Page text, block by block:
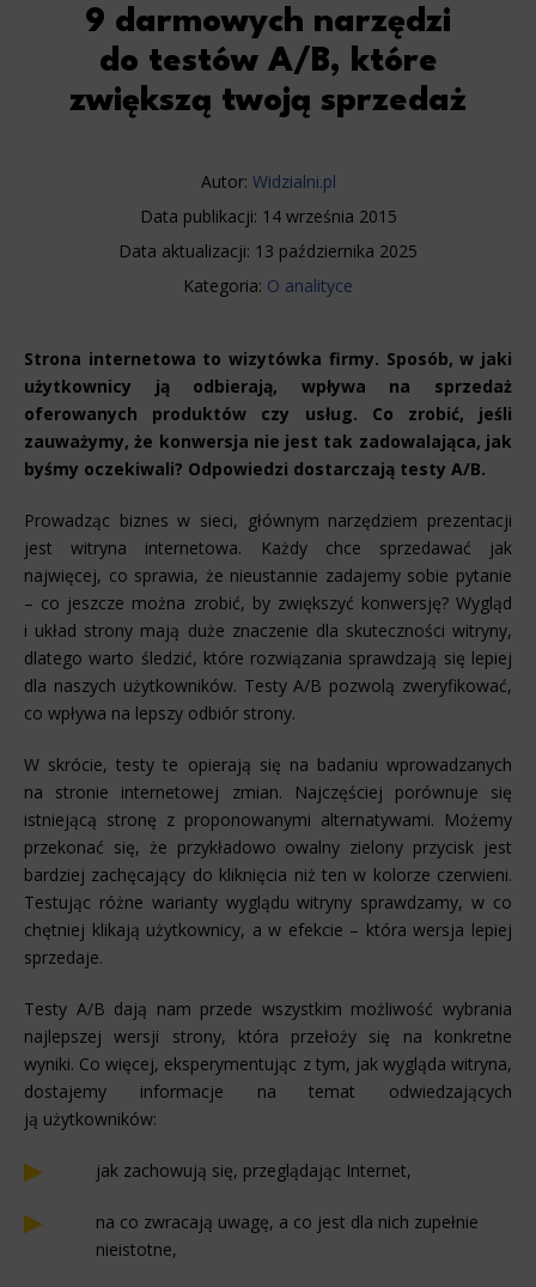
9 darmowych narzędzi
do testów A/B, które
zwiększą twoją sprzedaż
Autor: Widzialni.pl
Data publikacji: 14 września 2015
Data aktualizacji: 13 października 2025
Kategoria: O analityce
Strona internetowa to wizytówka firmy. Sposób, w jaki
użytkownicy ją odbierają, wpływa na sprzedaż
oferowanych produktów czy usług. Co zrobić, jeśli
zauważymy, że konwersja nie jest tak zadowalająca, jak
byśmy oczekiwali? Odpowiedzi dostarczają testy A/B.
Prowadząc biznes w sieci, głównym narzędziem prezentacji
jest witryna internetowa. Każdy chce sprzedawać jak
najwięcej, co sprawia, że nieustannie zadajemy sobie pytanie
– co jeszcze można zrobić, by zwiększyć konwersję? Wygląd
i układ strony mają duże znaczenie dla skuteczności witryny,
dlatego warto śledzić, które rozwiązania sprawdzają się lepiej
dla naszych użytkowników. Testy A/B pozwolą zweryfikować,
co wpływa na lepszy odbiór strony.
W skrócie, testy te opierają się na badaniu wprowadzanych
na stronie internetowej zmian. Najczęściej porównuje się
istniejącą stronę z proponowanymi alternatywami. Możemy
przekonać się, że przykładowo owalny zielony przycisk jest
bardziej zachęcający do kliknięcia niż ten w kolorze czerwieni.
Testując różne warianty wyglądu witryny sprawdzamy, w co
chętniej klikają użytkownicy, a w efekcie – która wersja lepiej
sprzedaje.
Testy A/B dają nam przede wszystkim możliwość wybrania
najlepszej wersji strony, która przełoży się na konkretne
wyniki. Co więcej, eksperymentując z tym, jak wygląda witryna,
dostajemy informacje na temat odwiedzających
ją użytkowników:
jak zachowują się, przeglądając Internet,
na co zwracają uwagę, a co jest dla nich zupełnie
nieistotne,